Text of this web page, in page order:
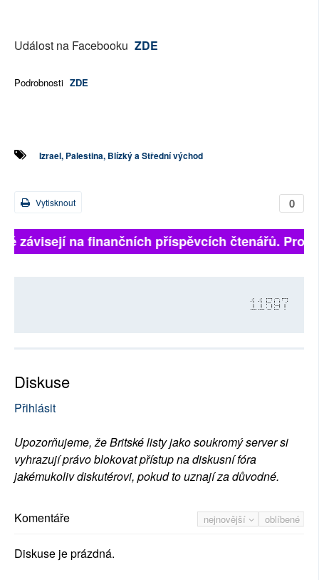
Událost na Facebooku ZDE
Podrobnosti ZDE
Izrael, Palestina, Blízký a Střední východ
0
Vytisknout
závisejí na finančních příspěvcích čtenářů.
11597
Diskuse
Přihlásit
Upozorňujeme, že Britské listy jako soukromý server si
vyhrazují právo blokovat přístup na diskusní fóra
jakémukoliv diskutérovi, pokud to uznají za důvodné.
nejnovější oblíbené
Komentáře
Diskuse je prázdná.